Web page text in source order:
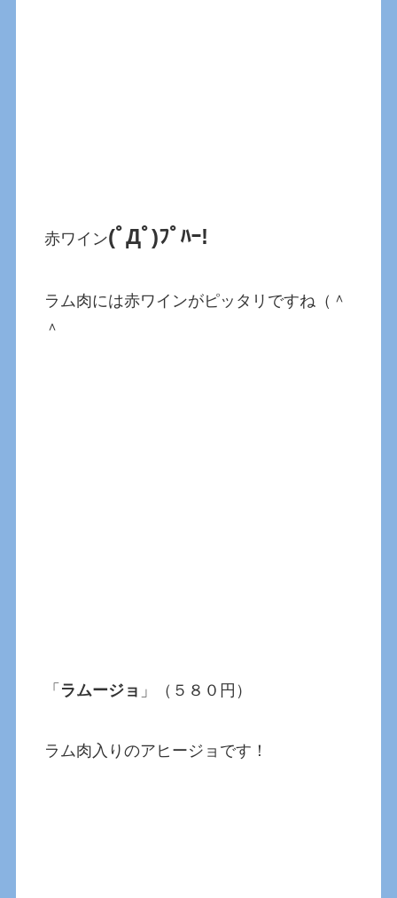
赤ワイン(ﾟДﾟ)ﾌﾟﾊｰ!
ラム肉には赤ワインがピッタリですね（＾
＾
「 ラムージョ 」（５８０円）
ラム肉入りのアヒージョです！